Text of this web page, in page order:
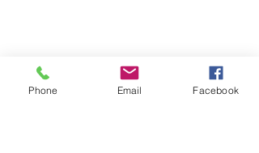
Phone Email Facebook